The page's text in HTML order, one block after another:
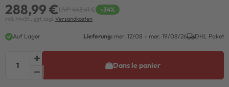
288,99 €UVP 443,41 € -34%
inkl. MwSt., ggf. zzgl. Versandkosten
Auf Lager Lieferung: mer. 12/08 - mer. 19/08/26 DHL Paket
Dans le panier